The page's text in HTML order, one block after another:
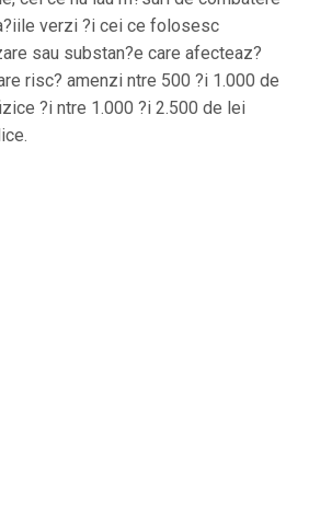
verzi ?i cei ce folosesc
sau substan?e care afecteaz?
risc? amenzi ntre 500 ?i 1.000 de
?i ntre 1.000 ?i 2.500 de lei